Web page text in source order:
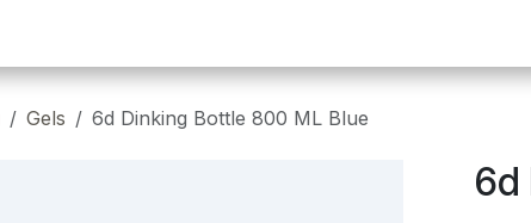
Gels 6d Dinking Bottle 800 ML Blue
6d